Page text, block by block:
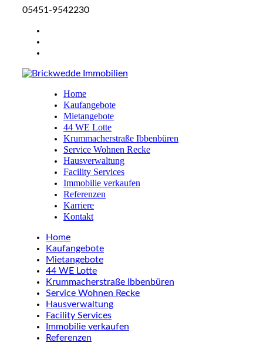
05451-9542230
Home
Kaufangebote
Mietangebote
44 WE Lotte
Krummacherstraße Ibbenbüren
Service Wohnen Recke
Hausverwaltung
Facility Services
Immobilie verkaufen
Referenzen
Karriere
Kontakt
Home
Kaufangebote
Mietangebote
44 WE Lotte
Krummacherstraße Ibbenbüren
Service Wohnen Recke
Hausverwaltung
Facility Services
Immobilie verkaufen
Referenzen